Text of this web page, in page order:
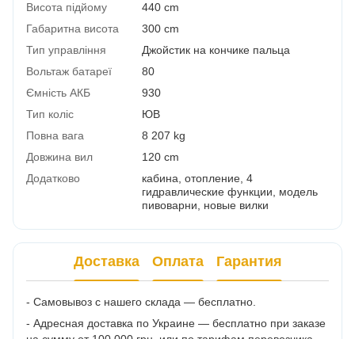
Висота підйому
440 cm
Габаритна висота
300 cm
Тип управління
Джойстик на кончике пальца
Вольтаж батареї
80
Ємність АКБ
930
Тип коліс
ЮВ
Повна вага
8 207 kg
Довжина вил
120 cm
Додатково
кабина, отопление, 4
гидравлические функции, модель
пивоварни, новые вилки
Доставка Оплата Гарантия
- Самовывоз с нашего склада — бесплатно.
- Адресная доставка по Украине — бесплатно при заказе